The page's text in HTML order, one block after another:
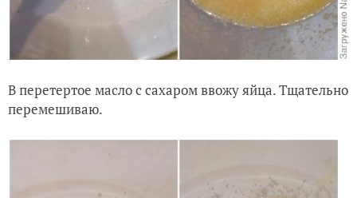
В перетертое масло с сахаром ввожу яйца. Тщательно
перемешиваю.